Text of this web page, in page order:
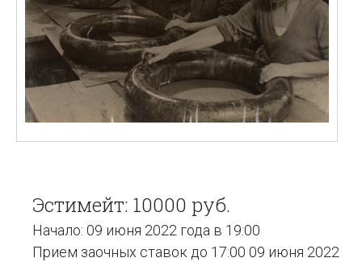
Эстимейт: 10000 руб.
Начало: 09 июня 2022 года в 19:00
Прием заочных ставок до 17:00 09 июня 2022